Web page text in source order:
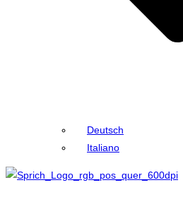
Deutsch
Italiano